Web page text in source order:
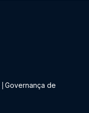
Governança de